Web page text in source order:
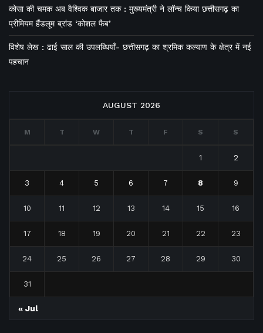
कोसा की चमक अब वैश्विक बाजार तक : मुख्यमंत्री ने लॉन्च किया छत्तीसगढ़ का
प्रीमियम हैंडलूम ब्रांड ‘कोशल फैब’
विशेष लेख : ढाई साल की उपलब्धियाँ- छत्तीसगढ़ का श्रमिक कल्याण के क्षेत्र में नई
पहचान
AUGUST 2026
M T W T F S S
1 2
3 4 5 6 7 8 9
10 11 12 13 14 15 16
17 18 19 20 21 22 23
24 25 26 27 28 29 30
31
« Jul